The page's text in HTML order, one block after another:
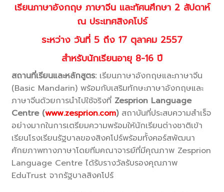
เรียนภาษาอังกฤษ ภาษาจีน และทัศนศึกษา 2 สัปดาห์
ณ ประเทศสิงคโปร์
ระหว่าง วันที่ 5 ถึง 17 ตุลาคม 2557
สำหรับนักเรียนอายุ 8-16 ปี
สถานที่เรียนและหลักสูตร: เรียนภาษาอังกฤษและภาษาจีน
(Basic Mandarin) พร้อมกับเสริมทักษะภาษาอังกฤษและ
ภาษาจีนด้วยการนำไปใช้จริงที่ Zesprion Language
Centre (www.zesprion.com)สถาบันที่ประสบความสำเร็จ
อย่างมากในการเตรียมความพร้อมให้นักเรียนต่างชาติเข้า
เรียนโรงเรียนรัฐบาลของสิงคโปร์พร้อมทั้งคอร์สพัฒนา
ศักยภาพทางภาษาโดยทีมคณาจารย์ที่มีคุณภาพ Zesprion
Language Centre ได้รับรางวัลรับรองคุณภาพ
EduTrust จากรัฐบาลสิงคโปร์